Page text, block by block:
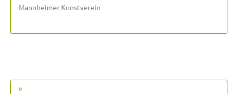
Mannheimer Kunstverein
»